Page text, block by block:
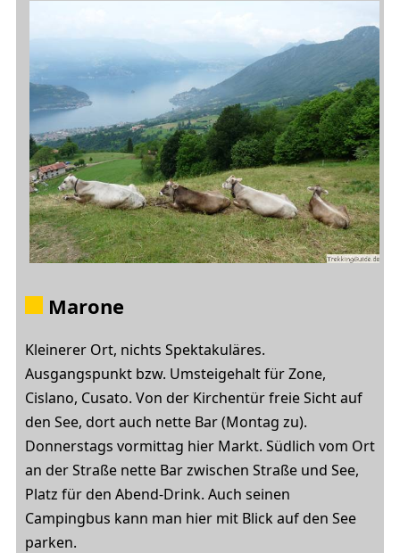
Marone
Kleinerer Ort, nichts Spektakuläres.
Ausgangspunkt bzw. Umsteigehalt für Zone,
Cislano, Cusato. Von der Kirchentür freie Sicht auf
den See, dort auch nette Bar (Montag zu).
Donnerstags vormittag hier Markt. Südlich vom Ort
an der Straße nette Bar zwischen Straße und See,
Platz für den Abend-Drink. Auch seinen
Campingbus kann man hier mit Blick auf den See
parken.